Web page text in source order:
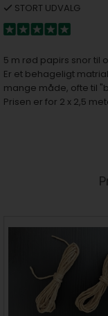
STORT UDVALG
5 m rød papirs snor til
Er et behageligt
mange måde, ofte til
Prisen er for 2 x 2,5